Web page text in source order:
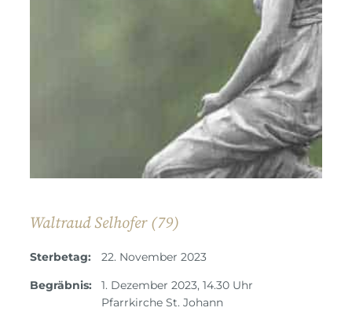
Waltraud Selhofer (79)
Sterbetag:
22. November 2023
Begräbnis:
1. Dezember 2023, 14.30 Uhr
Pfarrkirche St. Johann